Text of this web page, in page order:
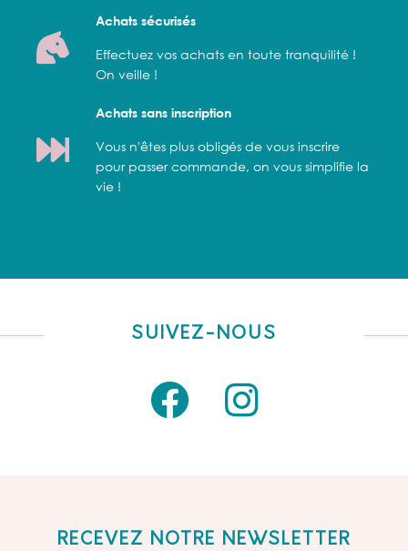
Achats sécurisés
Effectuez vos achats en toute tranquilité !
On veille !
Achats sans inscription
Vous n'êtes plus obligés de vous inscrire
pour passer commande, on vous simplifie la
vie !
SUIVEZ-NOUS
RECEVEZ NOTRE NEWSLETTER